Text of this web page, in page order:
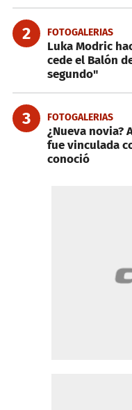
2 FOTOGALERIAS
Luka Modric
cede el Balón
segundo"
3 FOTOGALERIAS
¿Nueva novia?
fue vinculada
conoció